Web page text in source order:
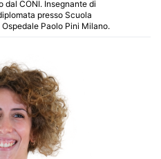
dal CONI. Insegnante di
presso Scuola
Paolo Pini Milano.